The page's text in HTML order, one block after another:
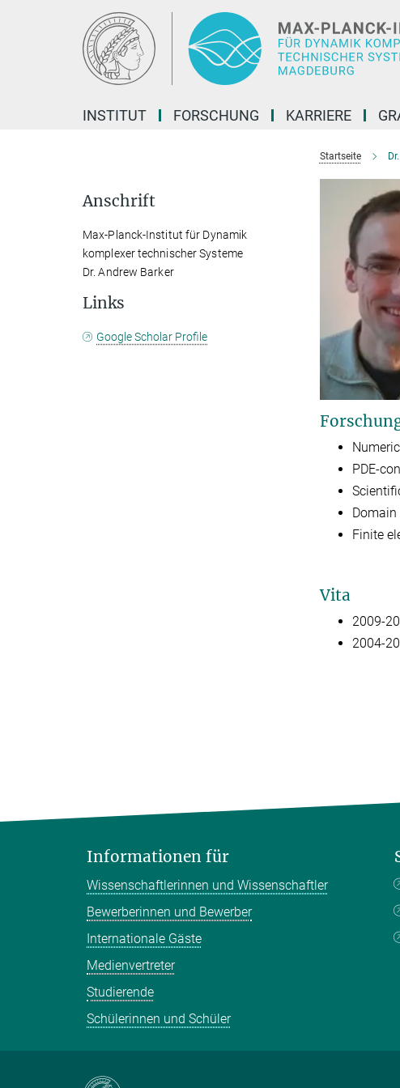
INSTITUT FORSCHUNG KARRIERE
Startseite
PDE-
Finite
Vita
2009-
2004-
Anschrift
Max-Planck-Institut für Dynamik
komplexer technischer Systeme
Dr. Andrew Barker
Links
Google Scholar Profile
Informationen für
Wissenschaftlerinnen und Wissenschaftler
Bewerberinnen und Bewerber
Internationale Gäste
Medienvertreter
Studierende
Schülerinnen und Schüler